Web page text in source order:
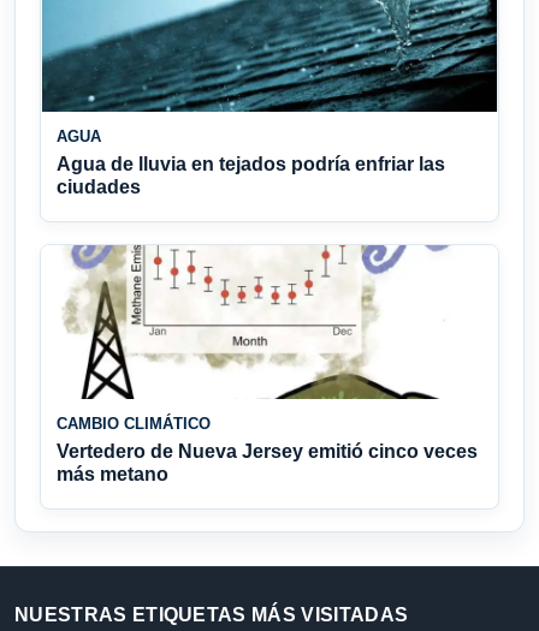
AGUA
Agua de lluvia en tejados podría enfriar las
ciudades
CAMBIO CLIMÁTICO
Vertedero de Nueva Jersey emitió cinco veces
más metano
NUESTRAS ETIQUETAS MÁS VISITADAS